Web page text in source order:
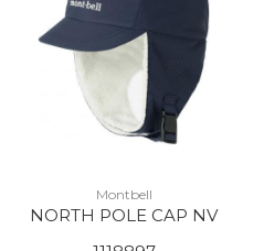
Montbell
NORTH POLE CAP NV